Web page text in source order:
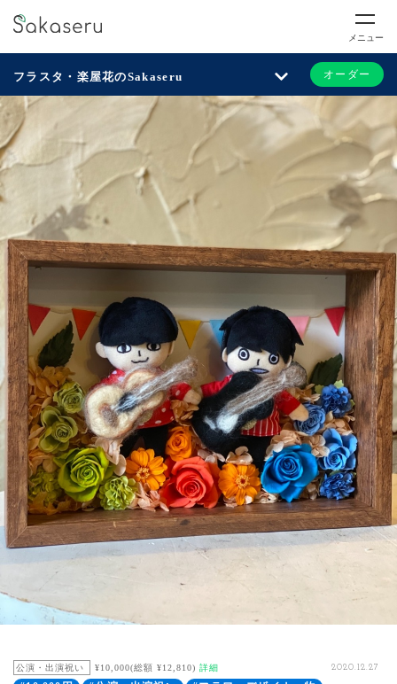
メニュー
フラスタ・楽屋花のSakaseru オーダー
公演・出演祝い ¥10,000(総額 ¥12,810) 詳細 2020.12.27